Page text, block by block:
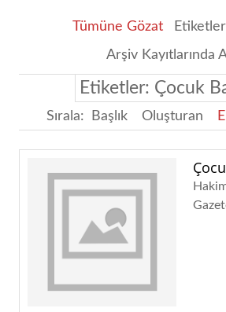
Tümüne Gözat
Arşiv Kayıtlarında
Etiketler: Çocuk
Sırala: Başlık Oluşturan